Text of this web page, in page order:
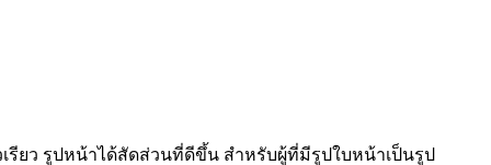
ยว รูปหน้าได้สัดส่วนที่ดีขึ้น สำหรับผู้ที่มีรูปใบหน้าเป็นรูป